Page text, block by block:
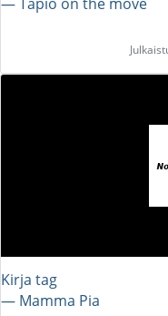
Kirja tag
― Mamma Pia